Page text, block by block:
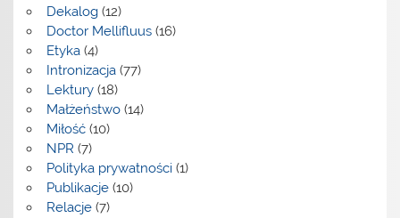
Dekalog(12)
Doctor Mellifluus(16)
Etyka(4)
Intronizacja(77)
Lektury(18)
Małżeństwo(14)
Miłość(10)
NPR (7)
Polityka prywatności(1)
Publikacje(10)
Relacje(7)